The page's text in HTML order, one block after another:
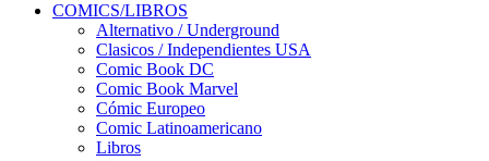
COMICS/LIBROS
Alternativo / Underground
Clasicos / Independientes USA
Comic Book DC
Comic Book Marvel
Cómic Europeo
Comic Latinoamericano
Libros